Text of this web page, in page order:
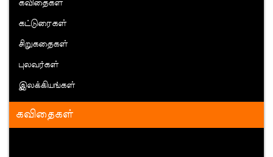
கவிதைகள்
கட்டுரைகள்
சிறுகதைகள்
புலவர்கள்
இலக்கியங்கள்
கவிதைகள்